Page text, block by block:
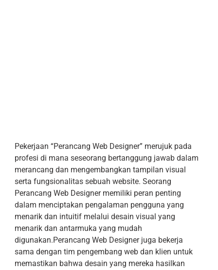
Pekerjaan “Perancang Web Designer” merujuk pada
profesi di mana seseorang bertanggung jawab dalam
merancang dan mengembangkan tampilan visual
serta fungsionalitas sebuah website. Seorang
Perancang Web Designer memiliki peran penting
dalam menciptakan pengalaman pengguna yang
menarik dan intuitif melalui desain visual yang
menarik dan antarmuka yang mudah
digunakan.Perancang Web Designer juga bekerja
sama dengan tim pengembang web dan klien untuk
memastikan bahwa desain yang mereka hasilkan